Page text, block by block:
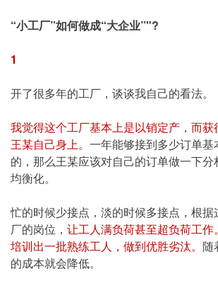
“小工厂”如何做成“大企业”"?
1
开了很多年的工厂，谈谈我自己的看法。
我觉得这个工厂基本上是以销定产，而
王某自己身上。 一年能够接到多少订单
的，那么王某应该对自己的订单做一下
均衡化。
忙的时候少接点，淡的时候多接点，根
厂的岗位， 让工人满负荷甚至超负荷工
培训出一批熟练工人，做到优胜劣汰。 随
的成本就会降低。